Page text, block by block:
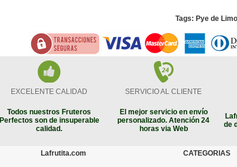
Tags: Pye de
EXCELENTE CALIDAD SERVICIO AL CLIENTE
Todos nuestros Fruteros
Perfectos son de insuperable
calidad.
El mejor servicio en envío
personalizado. Atención 24
horas via Web
de
Lafrutita.com CATEGORIAS